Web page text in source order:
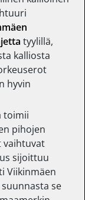
tyylillä,
kalliosta
hyvin
toimii
pihojen
vaihtuvat
sijoittuu
Viikinmäen
se